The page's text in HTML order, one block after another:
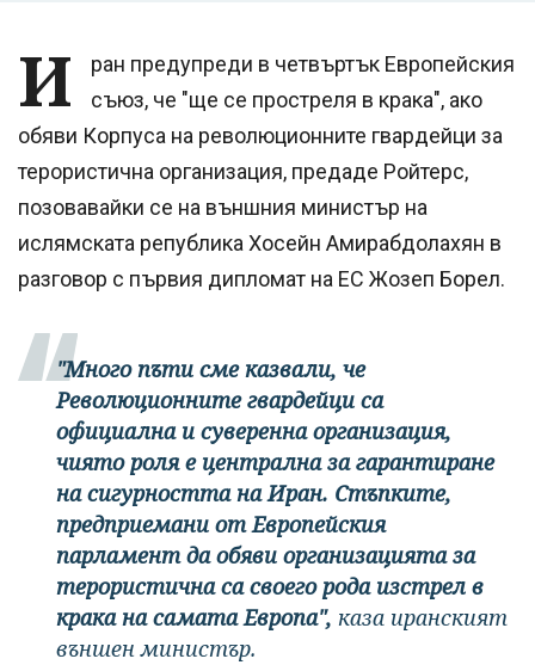
И
ран предупреди в четвъртък Европейския
съюз, че "ще се простреля в крака", ако
обяви Корпуса на революционните гвардейци за
терористична организация, предаде Ройтерс,
позовавайки се на външния министър на
ислямската република Хосейн Амирабдолахян в
разговор с първия дипломат на ЕС Жозеп Борел.
"Много пъти сме казвали, че
Революционните гвардейци са
официална и суверенна организация,
чиято роля е централна за гарантиране
на сигурността на Иран. Стъпките,
предприемани от Европейския
парламент да обяви организацията за
терористична са своего рода изстрел в
крака на самата Европа", каза иранският
външен министър.